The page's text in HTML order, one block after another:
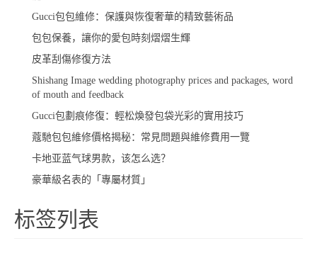
Gucci包包維修：保護與恢復奢華的精致藝術品
包包保養，讓你的愛包時刻熠熠生輝
​皮革刮傷修復方法
Shishang Image wedding photography prices and packages, word
of mouth and feedback
​Gucci包劃痕修復：輕松煥發包袋光彩的實用技巧
蔻馳包包維修價格揭秘：常見問題與維修費用一覽
卡地亚蓝气球男款，该怎么选？
豪華級名表的「專屬材質」
标签列表